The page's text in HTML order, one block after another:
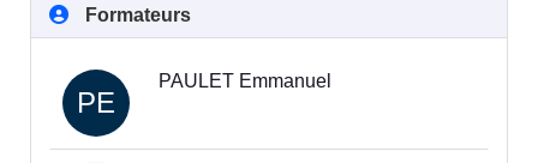
Formateurs
PE
PAULET Emmanuel